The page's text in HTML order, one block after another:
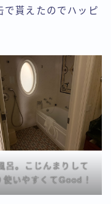
で貰えたのでハッピ
呂。こじんまりして
使いやすくてGood！